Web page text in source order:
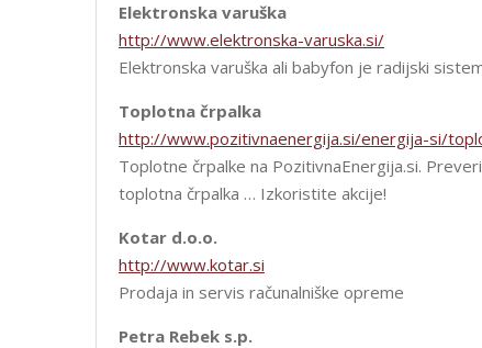
Elektronska varuška
http://www.elektronska-varuska.si/
Elektronska varuška ali babyfon je radijski
Toplotna črpalka
http://www.pozitivnaenergija.si/energija-si/
Toplotne črpalke na PozitivnaEnergija.si.
toplotna črpalka … Izkoristite akcije!
Kotar d.o.o.
http://www.kotar.si
Prodaja in servis računalniške opreme
Petra Rebek s.p.